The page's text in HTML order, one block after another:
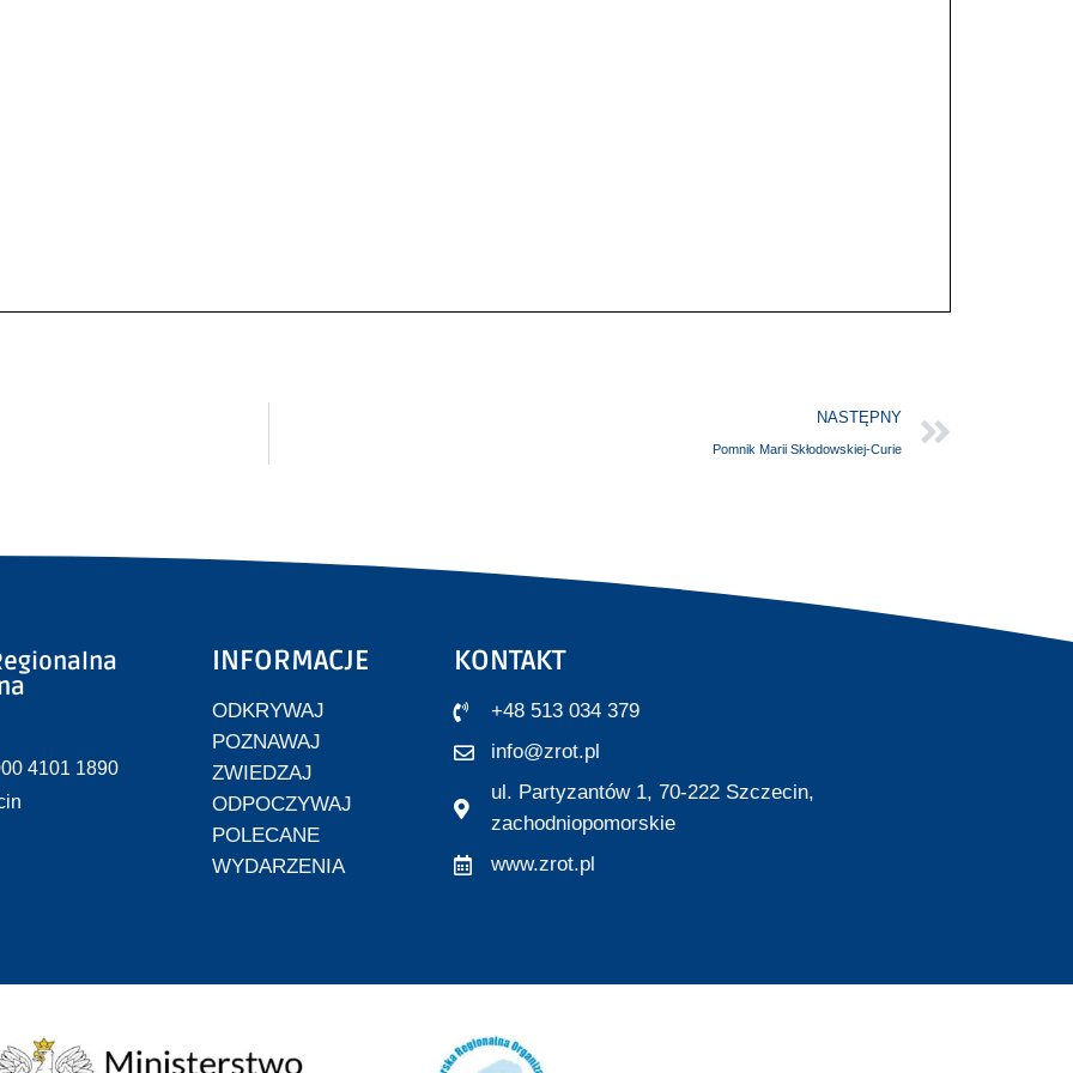
NASTĘPNY
Pomnik Marii Skłodowskiej-Curie
4101 1890
INFORMACJE
ODKRYWAJ
POZNAWAJ
ZWIEDZAJ
ODPOCZYWAJ
POLECANE
WYDARZENIA
KONTAKT
+48 513 034 379
info@zrot.pl
ul. Partyzantów 1, 70-222 Szczecin,
zachodniopomorskie
www.zrot.pl